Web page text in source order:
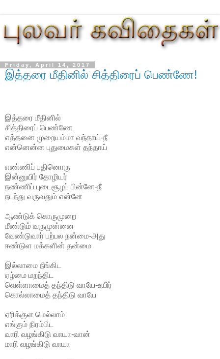
Friday, April 14, 2017
இத்தரை மீதினில் சித்திரைப் பெண்ணே!
இத்தரை மீதினில்
சித்திரைப் பெண்ணே
எத்தனை முறையம்மா வந்தாய்-நீ
என்னென்ன புதுமைகள் தந்தாய்
எண்ணிப் பதினொரு
இன்னுயிர் தோழியர்
நண்ணிப் புடைசூழப் பின்னே-நீ
நடந்து வருவதும் என்னே
ஆண்டுக் கொருமுறை
மீண்டும் வருமுன்னை
வேண்டுவார் பற்பல நன்மை-அது
ஈண்டுள மக்களின் தன்மை
இல்லாமை நீங்கிட
ஏழ்மை மறந்திட
வெள்ளாமைத் தந்திடு வாயே-உயிர்
கொல்லாமைத் தந்திடு வாயே
ஏரிக்குள மெல்லாம்
எங்கும் நிரம்பிட
வாரி வழங்கிடு வாயா-வான்
மாரி வழங்கிடு வாயா